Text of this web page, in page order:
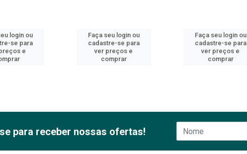
login ou
se para
e
Faça seu login ou
cadastre-se para
ver preços e
comprar
Faça seu login ou
cadastre-se para
ver preços e
comprar
para receber nossas ofertas!